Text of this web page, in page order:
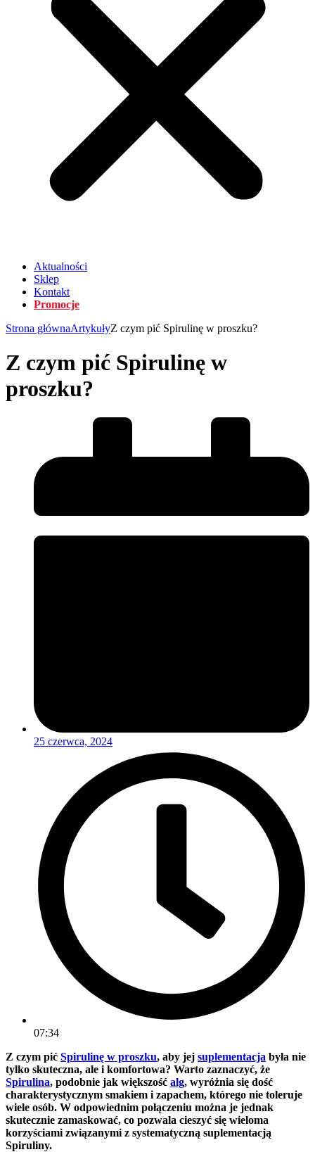
Aktualności
Sklep
Kontakt
Promocje
Strona głównaArtykułyZ czym pić Spirulinę w proszku?
Z czym pić Spirulinę w
proszku?
25 czerwca, 2024
07:34
Z czym pić Spirulinę w proszku, aby jej suplementacja była nie
tylko skuteczna, ale i komfortowa? Warto zaznaczyć, że
Spirulina, podobnie jak większość alg, wyróżnia się dość
charakterystycznym smakiem i zapachem, którego nie toleruje
wiele osób. W odpowiednim połączeniu można je jednak
skutecznie zamaskować, co pozwala cieszyć się wieloma
korzyściami związanymi z systematyczną suplementacją
Spiruliny.